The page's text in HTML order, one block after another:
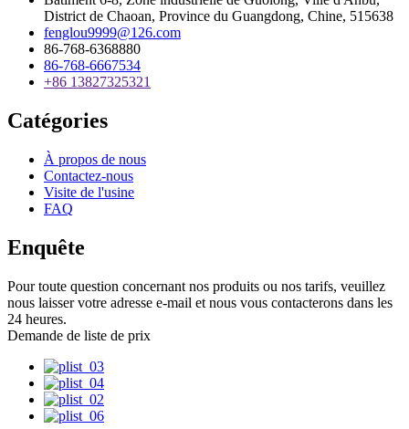
District de Chaoan, Province du Guangdong, Chine, 515638
fenglou9999@126.com
86-768-6368880
86-768-6667534
+86 13827325321
Catégories
À propos de nous
Contactez-nous
Visite de l'usine
FAQ
Enquête
Pour toute question concernant nos produits ou nos tarifs, veuillez
nous laisser votre adresse e-mail et nous vous contacterons dans les
24 heures.
Demande de liste de prix